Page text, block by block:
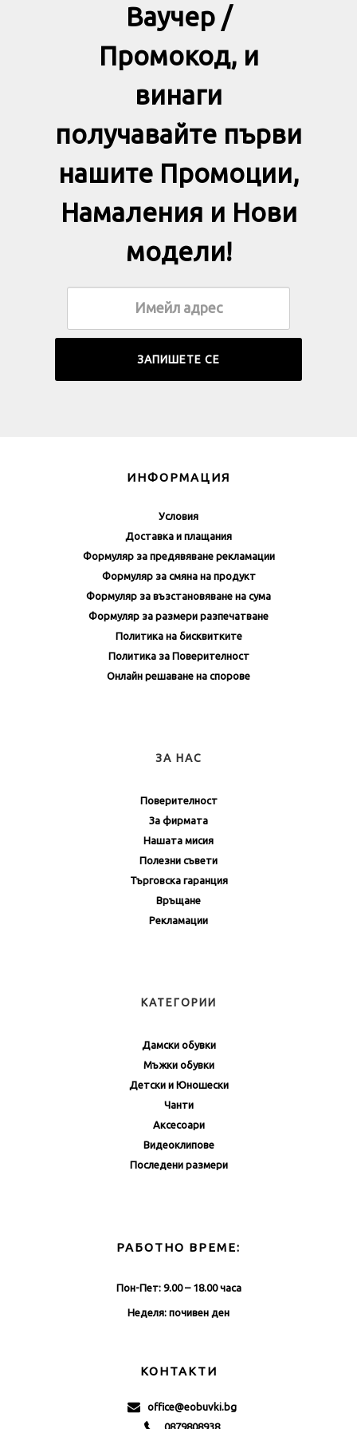
Ваучер /
Промокод, и
винаги
получавайте първи
нашите Промоции,
Намаления и Нови
модели!
ИНФОРМАЦИЯ
Условия
Доставка и плащания
Формуляр за предявяване рекламации
Формуляр за смяна на продукт
Формуляр за възстановяване на сума
Формуляр за размери разпечатване
Политика на бисквитките
Политика за Поверителност
Онлайн решаване на спорове
ЗА НАС
Поверителност
За фирмата
Нашата мисия
Полезни съвети
Търговска гаранция
Връщане
Рекламации
КАТЕГОРИИ
Дамски обувки
Мъжки обувки
Детски и Юношески
Чанти
Аксесоари
Видеоклипове
Последени размери
РАБОТНО ВРЕМЕ:
Пон-Пет: 9.00 – 18.00 часа
Неделя: почивен ден
КОНТАКТИ
office@eobuvki.bg
0879808938